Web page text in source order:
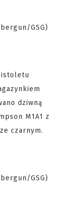
dziwną
M1A1 z
czarnym.